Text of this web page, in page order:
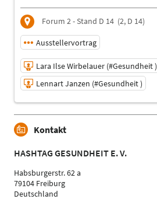
Forum 2 - Stand D 14 (2, D 14)
Ausstellervortrag
Lara Ilse Wirbelauer (#Gesundheit )
Lennart Janzen (#Gesundheit )
07.05.2025 | 08:30 - 09:00
Lara Ilse Wirbelauer (#Gesundheit )
Lennart Janzen (#Gesundheit )
Referent
Sprache
Deutsch
Kontakt
HASHTAG GESUNDHEIT E. V.
Habsburgerstr. 62 a
79104 Freiburg
Deutschland